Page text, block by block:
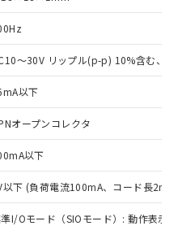
～30V リップル(p-p) 10%含む、
以下
オープンコレクタ
以下
以下 (負荷電流100mA、コード長2m
I/Oモード（SIOモード）: 動作表示